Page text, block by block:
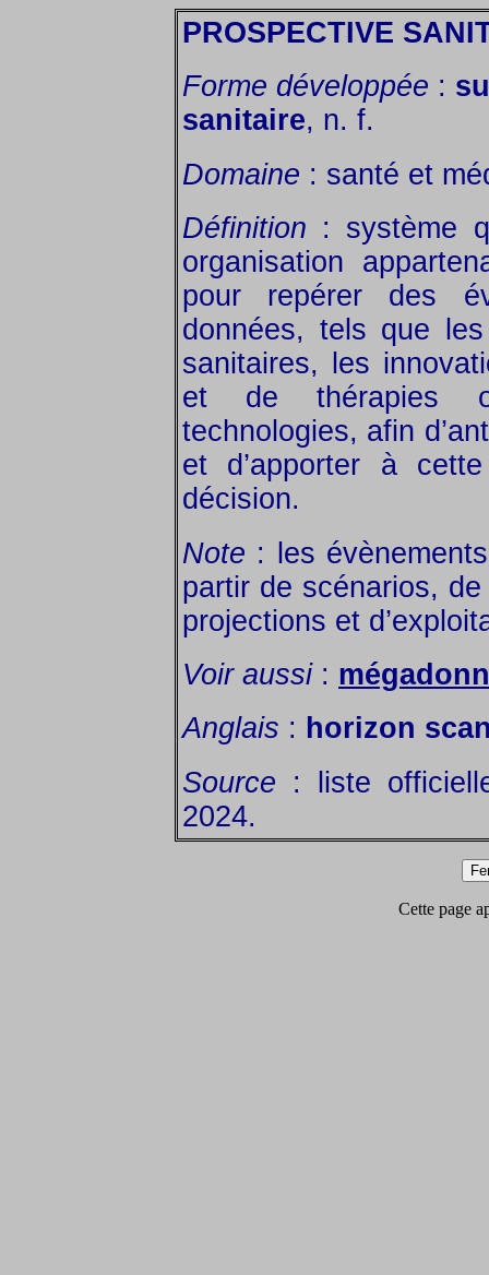
PROSPECTIVE
Forme développée :
sanitaire, n. f.
Domaine : santé et
Définition : système
organisation
pour repérer des
données, tels que
sanitaires, les
et de thérapies
technologies, afin
et d’apporter à
décision.
Note : les
partir de scénarios,
projections et
Voir aussi:
Anglais : horizon
Source : liste
2024.
Cette page